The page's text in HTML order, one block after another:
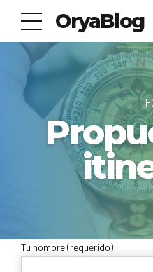
OryaBlog
Tu nombre (requerido)